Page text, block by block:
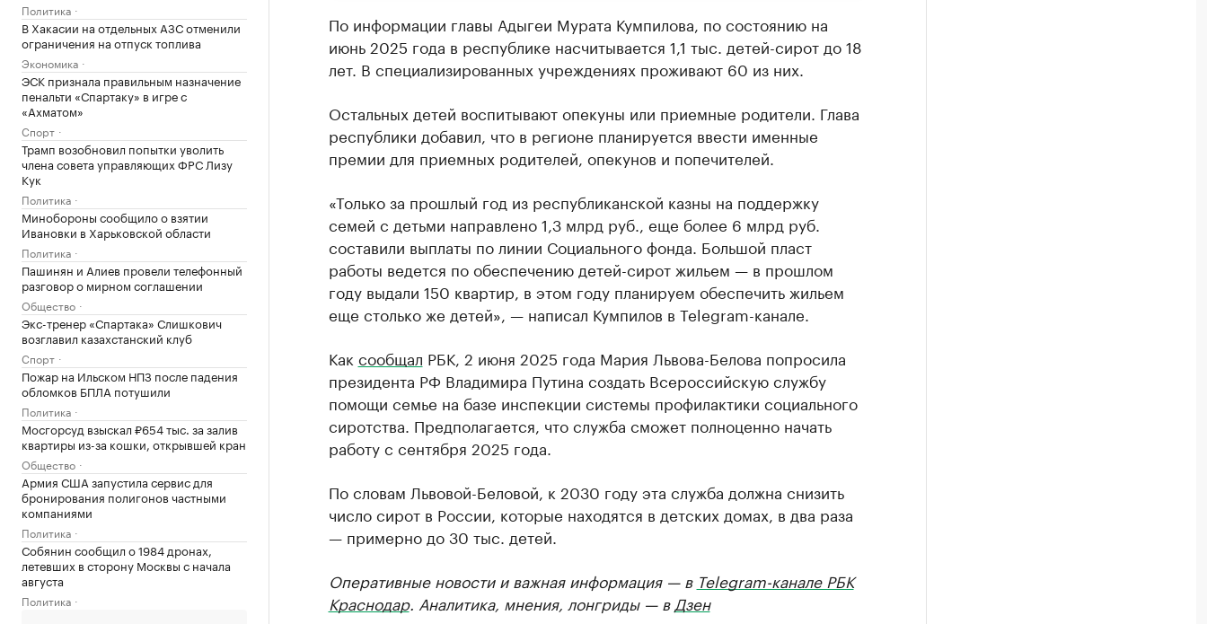
Политика
В Хакасии на отдельных АЗС отменили
ограничения на отпуск топлива
Экономика
ЭСК признала правильным назначение
пенальти «Спартаку» в игре с
«Ахматом»
Спорт
Трамп возобновил попытки уволить
члена совета управляющих ФРС Лизу
Кук
Политика
Минобороны сообщило о взятии
Ивановки в Харьковской области
Политика
Пашинян и Алиев провели телефонный
разговор о мирном соглашении
Общество
Экс-тренер «Спартака» Слишкович
возглавил казахстанский клуб
Спорт
Пожар на Ильском НПЗ после падения
обломков БПЛА потушили
Политика
Мосгорсуд взыскал ₽654 тыс. за залив
квартиры из-за кошки, открывшей кран
Общество
Армия США запустила сервис для
бронирования полигонов частными
компаниями
Политика
Собянин сообщил о 1984 дронах,
летевших в сторону Москвы с начала
августа
Политика
По информации главы Адыгеи Мурата Кумпилова, по состоянию на
июнь 2025 года в республике насчитывается 1,1 тыс. детей-сирот до 18
лет. В специализированных учреждениях проживают 60 из них.
Остальных детей воспитывают опекуны или приемные родители. Глава
республики добавил, что в регионе планируется ввести именные
премии для приемных родителей, опекунов и попечителей.
«Только за прошлый год из республиканской казны на поддержку
семей с детьми направлено 1,3 млрд руб., еще более 6 млрд руб.
составили выплаты по линии Социального фонда. Большой пласт
работы ведется по обеспечению детей-сирот жильем — в прошлом
году выдали 150 квартир, в этом году планируем обеспечить жильем
еще столько же детей», — написал Кумпилов в Telegram-канале.
Как сообщал РБК, 2 июня 2025 года Мария Львова-Белова попросила
президента РФ Владимира Путина создать Всероссийскую службу
помощи семье на базе инспекции системы профилактики социального
сиротства. Предполагается, что служба сможет полноценно начать
работу с сентября 2025 года.
По словам Львовой-Беловой, к 2030 году эта служба должна снизить
число сирот в России, которые находятся в детских домах, в два раза
— примерно до 30 тыс. детей.
Оперативные новости и важная информация — в Telegram-канале РБК
Краснодар. Аналитика, мнения, лонгриды — в Дзен